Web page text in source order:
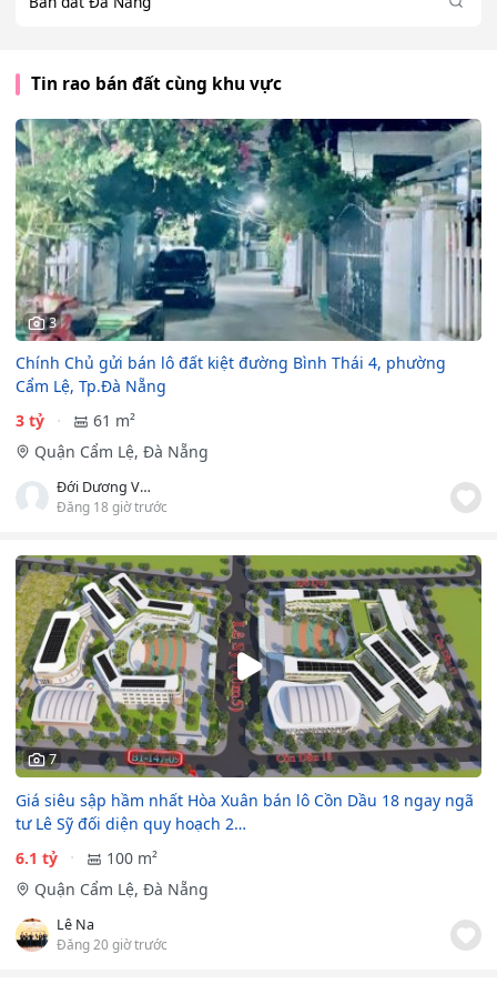
Tin rao bán đất cùng khu vực
3
Chính Chủ gửi bán lô đất kiệt đường Bình Thái 4, phường
Cẩm Lệ, Tp.Đà Nẵng
3 tỷ
61 m²
Quận Cẩm Lệ, Đà Nẵng
Đới Dương Vương Quí
Đăng 18 giờ trước
7
Giá siêu sập hầm nhất Hòa Xuân bán lô Cồn Dầu 18 ngay ngã
tư Lê Sỹ đối diện quy hoạch 2…
6.1 tỷ
100 m²
Quận Cẩm Lệ, Đà Nẵng
Lê Na
Đăng 20 giờ trước